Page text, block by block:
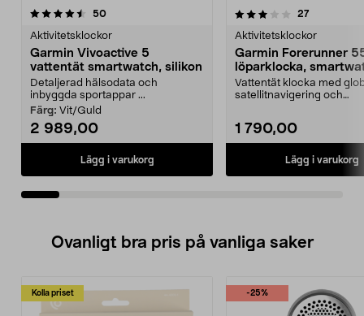
50recensioner
Aktivitetsklockor
Garmin Vivoactive 5
vattentät smartwatch, silikon
Detaljerad hälsodata och
inbyggda sportappar ...
Färg: Vit/Guld
2 989,00
Lägg i varukorg
3.5av 5 stjärnor 27recensioner
Aktivitetsklockor
Garmin Forerunner
löparklocka,
med GPS
Vattentät klocka med
satellitnavigering och
1 790,00
Lägg i varukorg
4.5av 5 stjärnor
Ovanligt bra pris på vanliga saker
Kolla priset -25%